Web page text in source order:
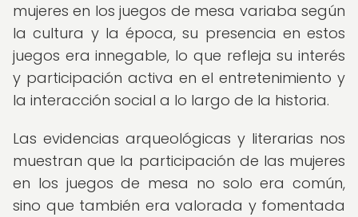
mujeres en los juegos de mesa variaba según
la cultura y la época, su presencia en estos
juegos era innegable, lo que refleja su interés
y participación activa en el entretenimiento y
la interacción social a lo largo de la historia.
Las evidencias arqueológicas y literarias nos
muestran que la participación de las mujeres
en los juegos de mesa no solo era común,
sino que también era valorada y fomentada